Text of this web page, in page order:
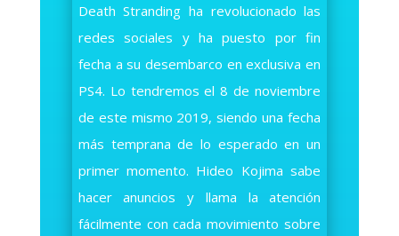
Death Stranding ha revolucionado las
redes sociales y ha puesto por fin
fecha a su desembarco en exclusiva en
PS4. Lo tendremos el 8 de noviembre
de este mismo 2019, siendo una fecha
más temprana de lo esperado en un
primer momento. Hideo Kojima sabe
hacer anuncios y llama la atención
fácilmente con cada movimiento sobre